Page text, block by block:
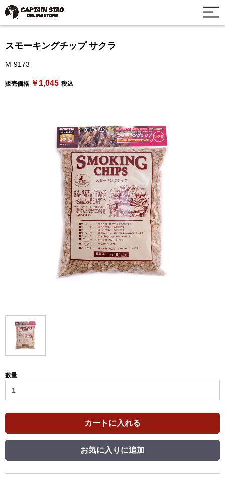
スモーキングチップ サクラ
M-9173
販売価格 ￥1,045 税込
数量
カートに入れる
お気に入りに追加